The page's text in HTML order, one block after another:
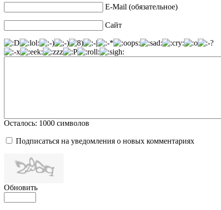
E-Mail (обязательное)
Сайт
Осталось: 1000 символов
Подписаться на уведомления о новых комментариях
Обновить